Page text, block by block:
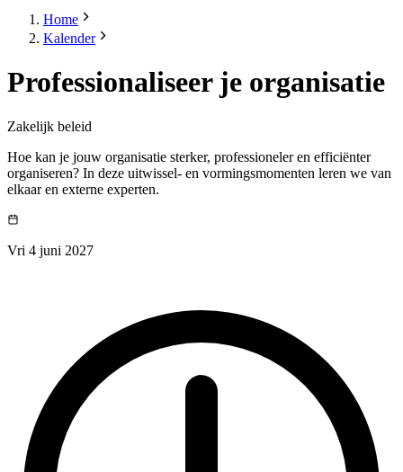
Home
Kalender
Professionaliseer je organisatie
Zakelijk beleid
Hoe kan je jouw organisatie sterker, professioneler en efficiënter
organiseren? In deze uitwissel- en vormingsmomenten leren we van
elkaar en externe experten.
Vri 4 juni 2027